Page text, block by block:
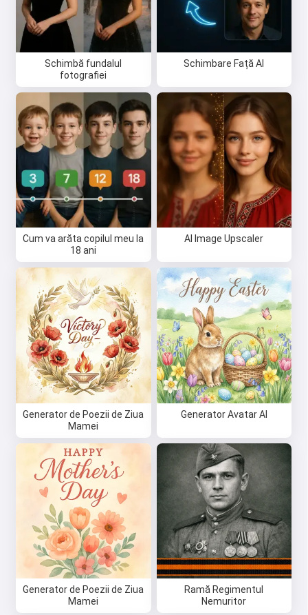
Schimbă fundalul
fotografiei
Schimbare Față AI
Cum va arăta copilul meu la
18 ani
AI Image Upscaler
Generator de Poezii de Ziua
Mamei
Generator Avatar AI
Generator de Poezii de Ziua
Mamei
Ramă Regimentul
Nemuritor